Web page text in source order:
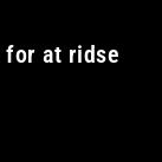
for at ridse